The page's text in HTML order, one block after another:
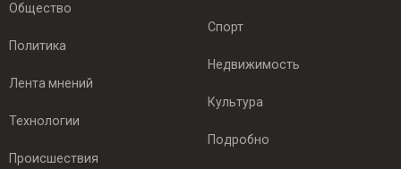
Общество
Политика
Лента мнений
Технологии
Происшествия
Спорт
Недвижимость
Культура
Подробно